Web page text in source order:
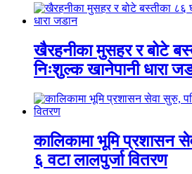
खैरहनीका मुसहर र बोटे
निःशुल्क खानेपानी धारा
कालिकामा भूमि प्रशासन
६ वटा लालपुर्जा वितरण